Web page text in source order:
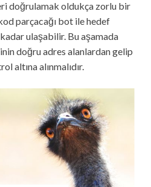
doğrulamak oldukça zorlu bir
parçacağı bot ile hedef
ulaşabilir. Bu aşamada
doğru adres alanlardan gelip
altına alınmalıdır.